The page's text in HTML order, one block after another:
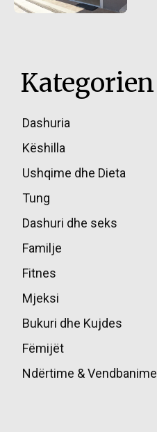
Kategorien
Dashuria
Këshilla
Ushqime dhe Dieta
Tung
Dashuri dhe seks
Familje
Fitnes
Mjeksi
Bukuri dhe Kujdes
Fëmijët
Ndërtime & Vendbanime